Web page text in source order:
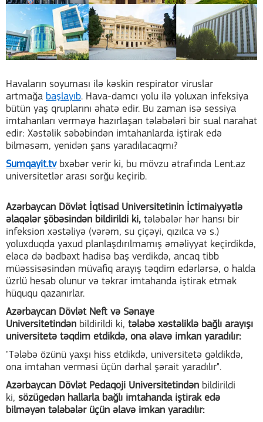
Havaların soyuması ilə kəskin respirator viruslar
artmağa başlayıb. Hava-damcı yolu ilə yoluxan infeksiya
bütün yaş qruplarını əhatə edir. Bu zaman isə sessiya
imtahanları verməyə hazırlaşan tələbələri bir sual narahat
edir: Xəstəlik səbəbindən imtahanlarda iştirak edə
bilməsəm, yenidən şans yaradılacaqmı?
Sumqayit.tv bxəbər verir ki, bu mövzu ətrafında Lent.az
universitetlər arası sorğu keçirib.
Azərbaycan Dövlət İqtisad Universitetinin İctimaiyyətlə
əlaqələr şöbəsindən bildirildi ki, tələbələr hər hansı bir
infeksion xəstəliyə (vərəm, su çiçəyi, qızılca və s.)
yoluxduqda yaxud planlaşdırılmamış əməliyyat keçirdikdə,
eləcə də bədbəxt hadisə baş verdikdə, ancaq tibb
müəssisəsindən müvafiq arayış təqdim edərlərsə, o halda
üzrlü hesab olunur və təkrar imtahanda iştirak etmək
hüququ qazanırlar.
Azərbaycan Dövlət Neft və Sənaye
Universitetindən bildirildi ki, tələbə xəstəliklə bağlı arayışı
universitetə təqdim etdikdə, ona əlavə imkan yaradılır:
"Tələbə özünü yaxşı hiss etdikdə, universitetə gəldikdə,
ona imtahan verməsi üçün dərhal şərait yaradılır".
Azərbaycan Dövlət Pedaqoji Universitetindən bildirildi
ki, sözügedən hallarla bağlı imtahanda iştirak edə
bilməyən tələbələr üçün əlavə imkan yaradılır: